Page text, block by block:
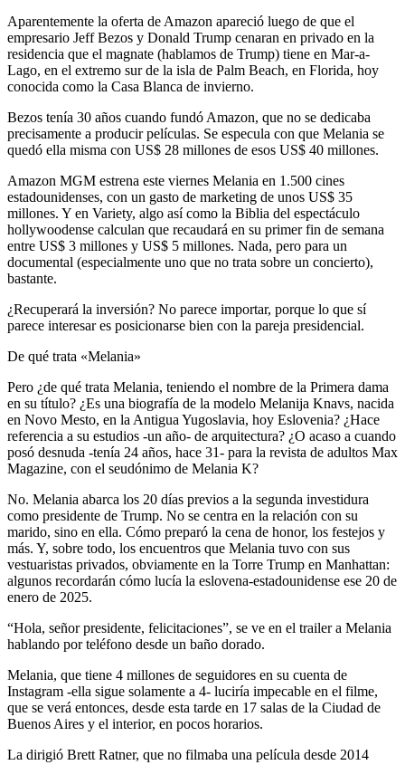
Aparentemente la oferta de Amazon apareció luego de que el
empresario Jeff Bezos y Donald Trump cenaran en privado en la
residencia que el magnate (hablamos de Trump) tiene en Mar-a-
Lago, en el extremo sur de la isla de Palm Beach, en Florida, hoy
conocida como la Casa Blanca de invierno.
Bezos tenía 30 años cuando fundó Amazon, que no se dedicaba
precisamente a producir películas. Se especula con que Melania se
quedó ella misma con US$ 28 millones de esos US$ 40 millones.
Amazon MGM estrena este viernes Melania en 1.500 cines
estadounidenses, con un gasto de marketing de unos US$ 35
millones. Y en Variety, algo así como la Biblia del espectáculo
hollywoodense calculan que recaudará en su primer fin de semana
entre US$ 3 millones y US$ 5 millones. Nada, pero para un
documental (especialmente uno que no trata sobre un concierto),
bastante.
¿Recuperará la inversión? No parece importar, porque lo que sí
parece interesar es posicionarse bien con la pareja presidencial.
De qué trata «Melania»
Pero ¿de qué trata Melania, teniendo el nombre de la Primera dama
en su título? ¿Es una biografía de la modelo Melanija Knavs, nacida
en Novo Mesto, en la Antigua Yugoslavia, hoy Eslovenia? ¿Hace
referencia a su estudios -un año- de arquitectura? ¿O acaso a cuando
posó desnuda -tenía 24 años, hace 31- para la revista de adultos Max
Magazine, con el seudónimo de Melania K?
No. Melania abarca los 20 días previos a la segunda investidura
como presidente de Trump. No se centra en la relación con su
marido, sino en ella. Cómo preparó la cena de honor, los festejos y
más. Y, sobre todo, los encuentros que Melania tuvo con sus
vestuaristas privados, obviamente en la Torre Trump en Manhattan:
algunos recordarán cómo lucía la eslovena-estadounidense ese 20 de
enero de 2025.
“Hola, señor presidente, felicitaciones”, se ve en el trailer a Melania
hablando por teléfono desde un baño dorado.
Melania, que tiene 4 millones de seguidores en su cuenta de
Instagram -ella sigue solamente a 4- luciría impecable en el filme,
que se verá entonces, desde esta tarde en 17 salas de la Ciudad de
Buenos Aires y el interior, en pocos horarios.
La dirigió Brett Ratner, que no filmaba una película desde 2014